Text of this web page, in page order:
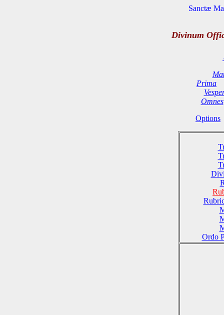
Sanctæ
Divinum
Prima
Omnes
Options
Ordo